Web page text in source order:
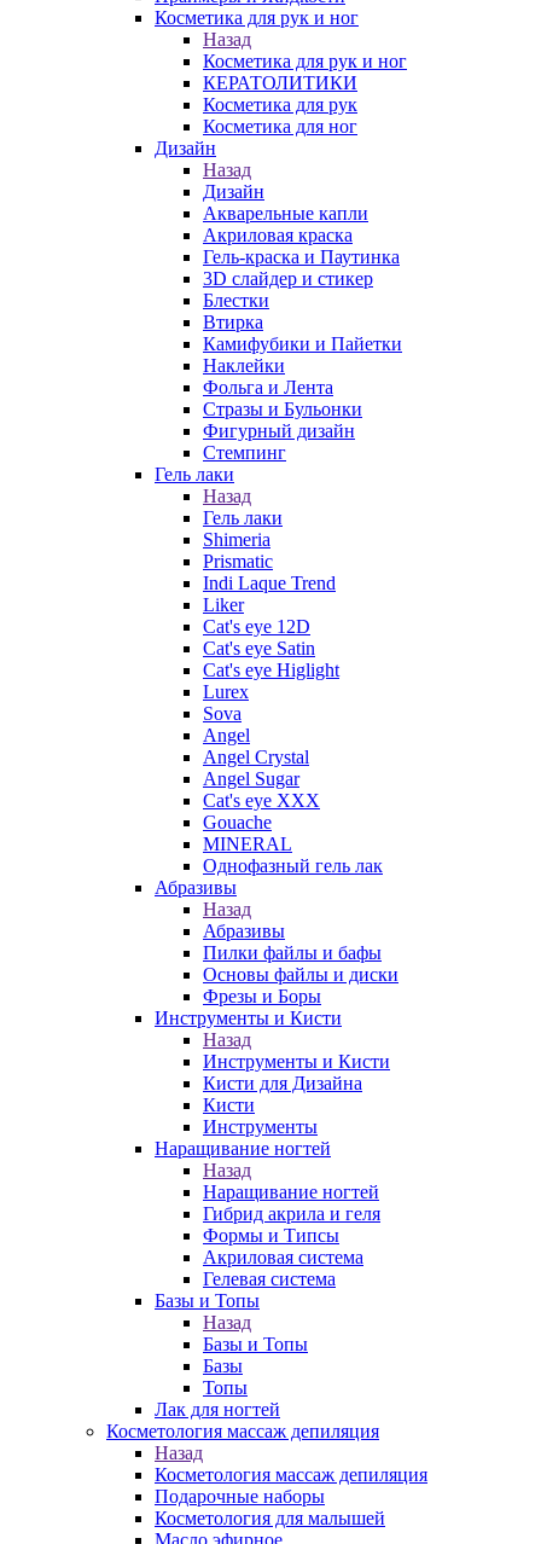
Косметика для рук и ног
Назад
Косметика для рук и ног
КЕРАТОЛИТИКИ
Косметика для рук
Косметика для ног
Дизайн
Назад
Дизайн
Акварельные капли
Акриловая краска
Гель-краска и Паутинка
3D слайдер и стикер
Блестки
Втирка
Камифубики и Пайетки
Наклейки
Фольга и Лента
Стразы и Бульонки
Фигурный дизайн
Стемпинг
Гель лаки
Назад
Гель лаки
Shimeria
Prismatic
Indi Laque Trend
Liker
Cat's eye 12D
Cat's eye Satin
Cat's eye Higlight
Lurex
Sova
Angel
Angel Crystal
Angel Sugar
Cat's eye XXX
Gouache
MINERAL
Однофазный гель лак
Абразивы
Назад
Абразивы
Пилки файлы и бафы
Основы файлы и диски
Фрезы и Боры
Инструменты и Кисти
Назад
Инструменты и Кисти
Кисти для Дизайна
Кисти
Инструменты
Наращивание ногтей
Назад
Наращивание ногтей
Гибрид акрила и геля
Формы и Типсы
Акриловая система
Гелевая система
Базы и Топы
Назад
Базы и Топы
Базы
Топы
Лак для ногтей
Косметология массаж депиляция
Назад
Косметология массаж депиляция
Подарочные наборы
Косметология для малышей
Масло эфирное